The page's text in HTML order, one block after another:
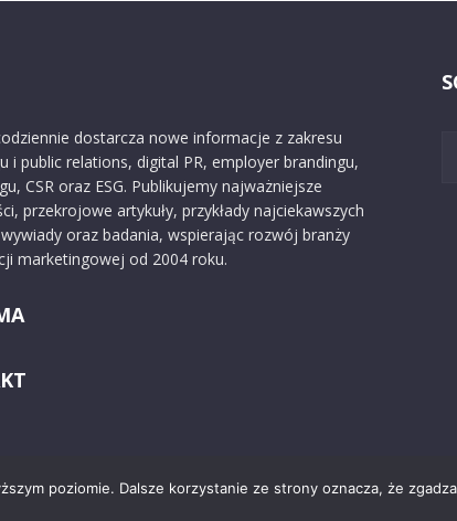
dostarcza nowe informacje z zakresu
i public relations, digital PR, employer brandingu,
CSR oraz ESG. Publikujemy najważniejsze
przekrojowe artykuły, przykłady najciekawszych
oraz badania, wspierając rozwój branży
marketingowej od 2004 roku.
O nas Reklama
poziomie. Dalsze korzystanie ze strony oznacza, że